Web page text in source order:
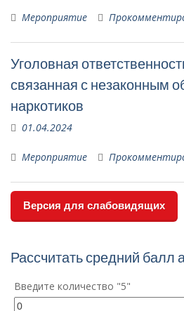
Мероприятие
Уголовная
связанная с незаконным
наркотиков
01.04.2024
Мероприятие
Версия для слабовидящих
Рассчитать средний балл
Введите количество "5"